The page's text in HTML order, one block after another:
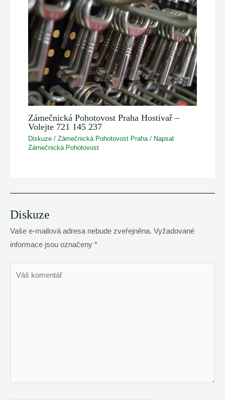
Zámečnická Pohotovost Praha Hostivař –
Volejte 721 145 237
Diskuze /Zámečnická Pohotovost Praha/ Napsal
Zámečnická Pohotovost
Diskuze
Vaše e-mailová adresa nebude zveřejněna. Vyžadované
informace jsou označeny *